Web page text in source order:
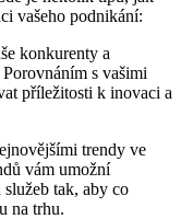
vašeho podnikání:
konkurenty a
s vašimi
příležitosti k inovaci a
trendy ve
vám umožní
tak, aby co
na trhu.